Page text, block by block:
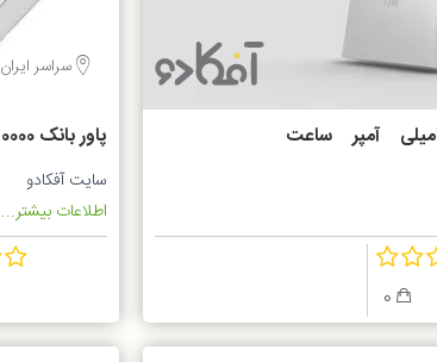
پاور بانک 10000میلی آمپر ساعت
سراسر ایران
پاور بانک 10000 mi power bank 2
سایت آفکادو
اطلاعات بیشتر...